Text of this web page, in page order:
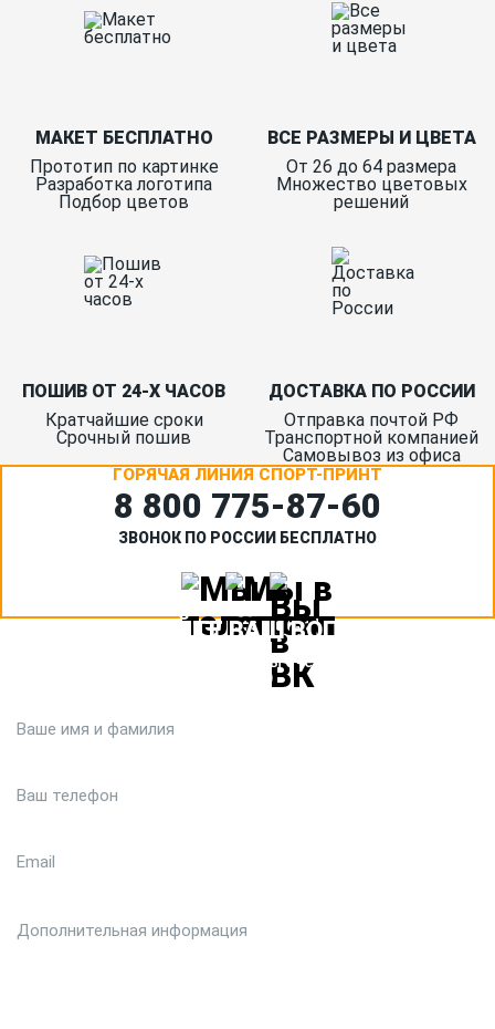
МАКЕТ БЕСПЛАТНО
Прототип по картинке
Разработка логотипа
Подбор цветов
ВСЕ РАЗМЕРЫ И ЦВЕТА
От 26 до 64 размера
Множество цветовых
решений
ПОШИВ ОТ 24-Х ЧАСОВ
Кратчайшие сроки
Срочный пошив
ДОСТАВКА ПО РОССИИ
Отправка почтой РФ
Транспортной компанией
Самовывоз из офиса
ГОРЯЧАЯ ЛИНИЯ СПОРТ-ПРИНТ
8 800 775‑87-60
ЗВОНОК ПО РОССИИ БЕСПЛАТНО
ЗАДАЙТЕ ВАШ ВОПРОС
Или кратко опишите ситуацию. Мы очень быстро свяжемся с
вами :)